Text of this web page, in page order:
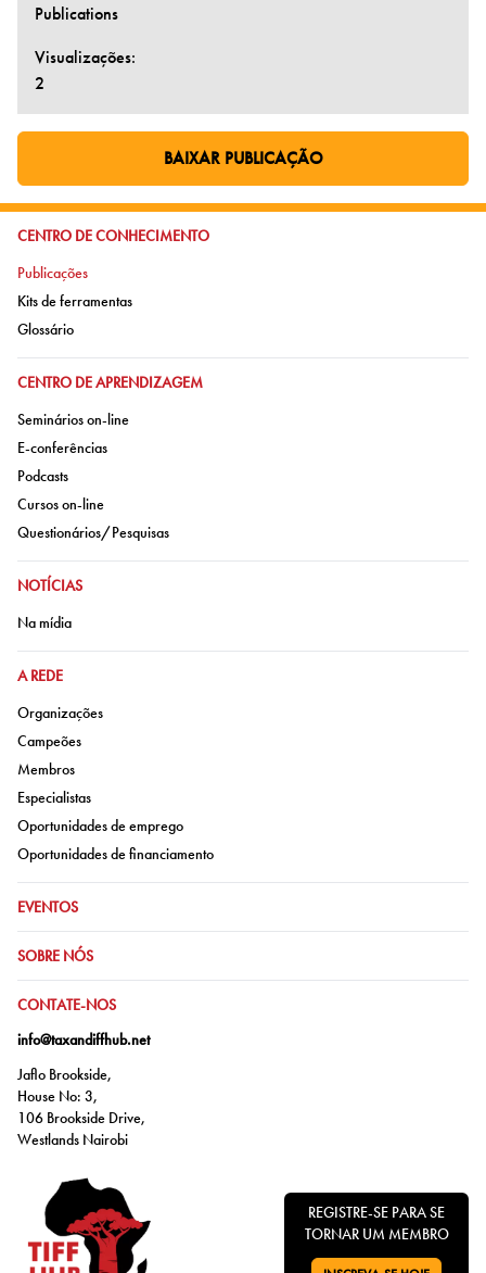
Publications
Visualizações:
2
IR PARA PÁGINA EXTERNA:
BAIXAR PUBLICAÇÃO
IR PARA:
CENTRO DE CONHECIMENTO
Ir para:
Publicações
Ir para:
Kits de ferramentas
Ir para:
Glossário
IR PARA:
CENTRO DE APRENDIZAGEM
Ir para:
Seminários on-line
Ir para:
E-conferências
Ir para:
Podcasts
Ir para:
Cursos on-line
Ir para:
Questionários/Pesquisas
IR PARA:
NOTÍCIAS
Ir para:
Na mídia
IR PARA:
A REDE
Ir para:
Organizações
Ir para:
Campeões
Ir para:
Membros
Ir para:
Especialistas
Ir para:
Oportunidades de emprego
Ir para:
Oportunidades de financiamento
IR PARA:
EVENTOS
IR PARA:
SOBRE NÓS
IR PARA:
CONTATE-NOS
info@taxandiffhub.net
Jaflo Brookside,
House No: 3,
106 Brookside Drive,
Westlands Nairobi
REGISTRE-SE PARA SE
TORNAR UM MEMBRO